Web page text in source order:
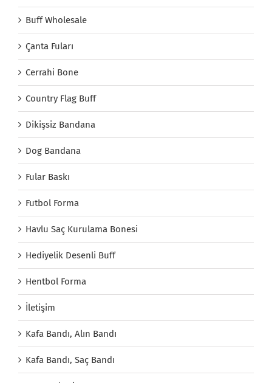
Buff Wholesale
Çanta Fuları
Cerrahi Bone
Country Flag Buff
Dikişsiz Bandana
Dog Bandana
Fular Baskı
Futbol Forma
Havlu Saç Kurulama Bonesi
Hediyelik Desenli Buff
Hentbol Forma
İletişim
Kafa Bandı, Alın Bandı
Kafa Bandı, Saç Bandı